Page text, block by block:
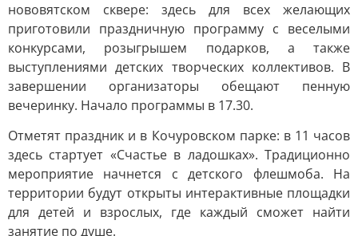
нововятском сквере: здесь для всех желающих
приготовили праздничную программу с веселыми
конкурсами, розыгрышем подарков, а также
выступлениями детских творческих коллективов. В
завершении организаторы обещают пенную
вечеринку. Начало программы в 17.30.
Отметят праздник и в Кочуровском парке: в 11 часов
здесь стартует «Счастье в ладошках». Традиционно
мероприятие начнется с детского флешмоба. На
территории будут открыты интерактивные площадки
для детей и взрослых, где каждый сможет найти
занятие по душе.